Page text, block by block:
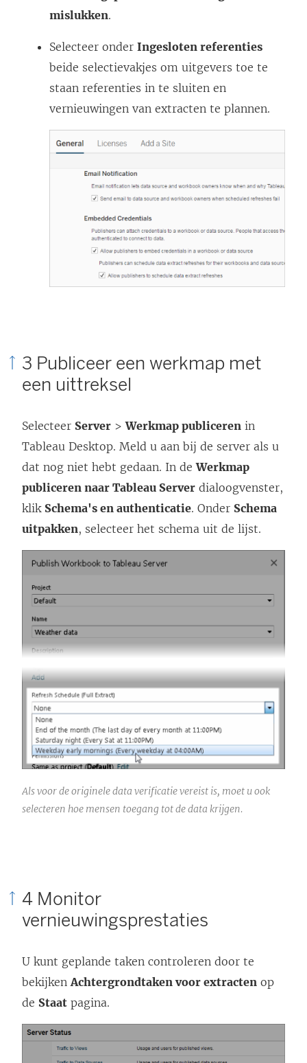
mislukken.
Selecteer onder Ingesloten referenties
beide selectievakjes om uitgevers toe te
staan referenties in te sluiten en
vernieuwingen van extracten te plannen.
3 Publiceer een werkmap met
een uittreksel
Selecteer Server >Werkmap publiceren in
Tableau Desktop. Meld u aan bij de server als u
dat nog niet hebt gedaan. In deWerkmap
publiceren naar Tableau Server dialoogvenster,
klik Schema's en authenticatie. Onder Schema
uitpakken, selecteer het schema uit de lijst.
Als voor de originele data verificatie vereist is, moet u ook
selecteren hoe mensen toegang tot de data krijgen.
4 Monitor
vernieuwingsprestaties
U kunt geplande taken controleren door te
bekijken Achtergrondtaken voor extracten op
de Staat pagina.